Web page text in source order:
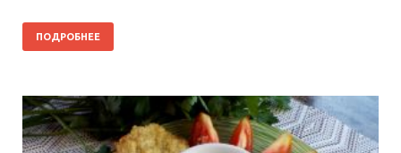
ПОДРОБНЕЕ